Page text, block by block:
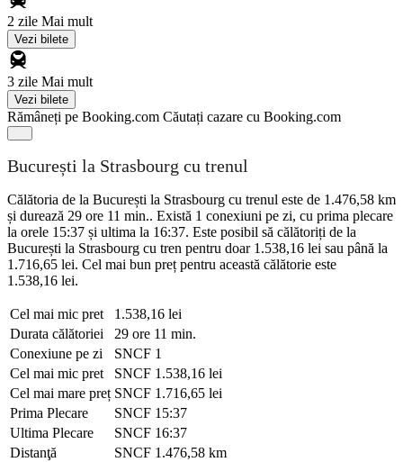
2 zile Mai mult
Vezi bilete
3 zile Mai mult
Vezi bilete
Rămâneți pe Booking.com Căutați cazare cu Booking.com
București la Strasbourg cu trenul
Călătoria de la București la Strasbourg cu trenul este de 1.476,58 km
și durează 29 ore 11 min.. Există 1 conexiuni pe zi, cu prima plecare
la orele 15:37 și ultima la 16:37. Este posibil să călătoriți de la
București la Strasbourg cu tren pentru doar 1.538,16 lei sau până la
1.716,65 lei. Cel mai bun preț pentru această călătorie este
1.538,16 lei.
Cel mai mic pret
1.538,16 lei
Durata călătoriei
29 ore 11 min.
Conexiune pe zi
SNCF 1
Cel mai mic pret
SNCF 1.538,16 lei
Cel mai mare preț SNCF 1.716,65 lei
Prima Plecare
SNCF 15:37
Ultima Plecare
SNCF 16:37
Distanţă
SNCF 1.476,58 km